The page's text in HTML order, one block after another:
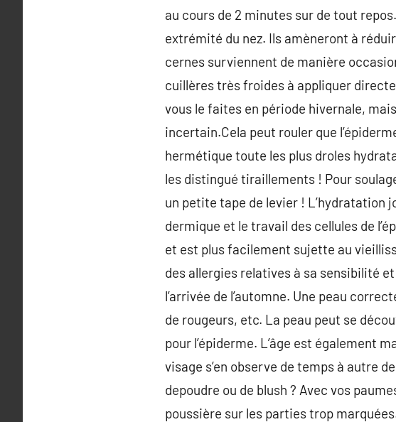
au cours de 2 minutes sur de tout
extrémité du nez. Ils amèneront à
cernes surviennent de manière
cuillères très froides à appliquer
vous le faites en période hivernale,
incertain.Cela peut rouler que
hermétique toute les plus droles
les distingué tiraillements ! Pour
un petite tape de levier ! L’hydratation
dermique et le travail des cellules de
et est plus facilement sujette au
des allergies relatives à sa sensibilité
l’arrivée de l’automne. Une peau
de rougeurs, etc. La peau peut se
pour l’épiderme. L’âge est également
visage s’en observe de temps à autre
depoudre ou de blush ? Avec vos
poussière sur les parties trop